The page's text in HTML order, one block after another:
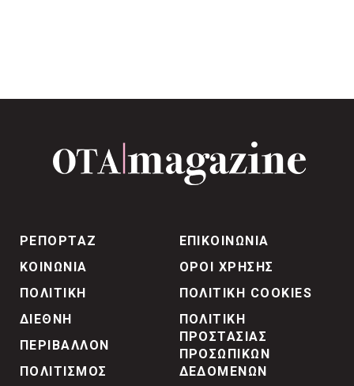
ΡΕΠΟΡΤΑΖ
ΚΟΙΝΩΝΙΑ
ΠΟΛΙΤΙΚΗ
ΔΙΕΘΝΗ
ΠΕΡΙΒΑΛΛΟΝ
ΠΟΛΙΤΙΣΜΟΣ
ΕΠΙΚΟΙΝΩΝΙΑ
ΟΡΟΙ ΧΡΗΣΗΣ
ΠΟΛΙΤΙΚΗ COOKIES
ΠΟΛΙΤΙΚΗ
ΠΡΟΣΤΑΣΙΑΣ
ΠΡΟΣΩΠΙΚΩΝ
ΔΕΔΟΜΕΝΩΝ